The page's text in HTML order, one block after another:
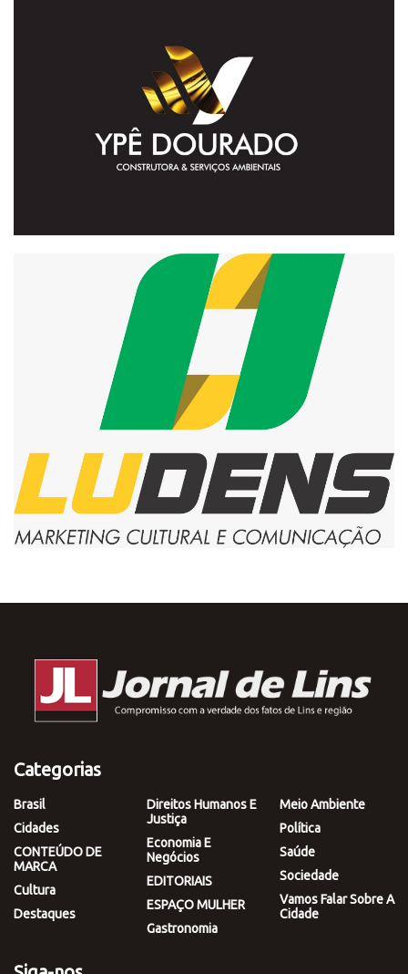
Categorias
Brasil
Cidades
CONTEÚDO DE
MARCA
Cultura
Destaques
Direitos Humanos E
Justiça
Economia E
Negócios
EDITORIAIS
ESPAÇO MULHER
Gastronomia
Meio Ambiente
Política
Saúde
Sociedade
Vamos Falar Sobre A
Cidade